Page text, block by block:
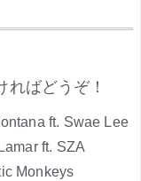
ばどうぞ！
ft. Swae Lee
ft. SZA
Monkeys